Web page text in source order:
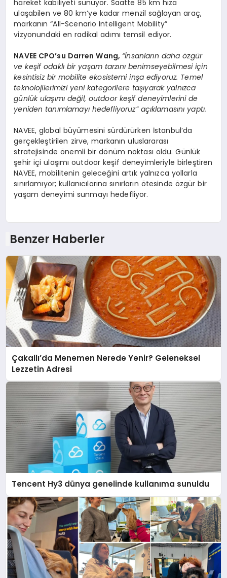
hareket kabiliyeti sunuyor. Saatte 85 km hıza
ulaşabilen ve 80 km’ye kadar menzil sağlayan araç,
markanın “All-Scenario Intelligent Mobility”
vizyonundaki en radikal adımı temsil ediyor.
NAVEE CPO’su Darren Wang, “İnsanların dahaözgür
ve keşif odaklı bir yaşam tarzını benimseyebilmesi için
kesintisiz bir mobilite ekosistemi inşa ediyoruz. Temel
teknolojilerimizi yeni kategorilere taşıyarak yalnızca
günlük ulaşımı değil, outdoor keşif deneyimlerini de
yeniden tanımlamayı hedefliyoruz” açıklamasını yaptı.
NAVEE, global büyümesini sürdürürken İstanbul’da
gerçekleştirilen zirve, markanın uluslararası
stratejisinde önemli bir dönüm noktası oldu. Günlük
şehir içi ulaşımı outdoor keşif deneyimleriyle birleştiren
NAVEE, mobilitenin geleceğini artık yalnızca yollarla
sınırlamıyor; kullanıcılarına sınırların ötesinde özgür bir
yaşam deneyimi sunmayı hedefliyor.
Benzer Haberler
Çakallı’da Menemen Nerede Yenir? Geleneksel
Lezzetin Adresi
Tencent Hy3 dünya genelinde kullanıma sunuldu